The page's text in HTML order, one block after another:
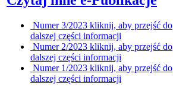
Numer 3/2023 kliknij, aby przejść do
dalszej części informacji
Numer 2/2023 kliknij, aby przejść do
dalszej części informacji
Numer 1/2023 kliknij, aby przejść do
dalszej części informacji